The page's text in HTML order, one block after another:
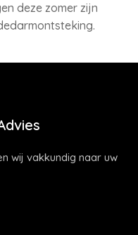
deze zomer zijn
wij vakkundig naar uw